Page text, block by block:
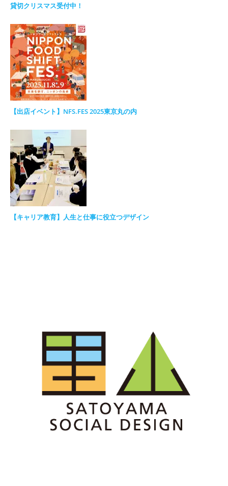
貸切クリスマス受付中！
【出店イベント】NFS.FES 2025東京丸の内
【キャリア教育】人生と仕事に役立つデザイン